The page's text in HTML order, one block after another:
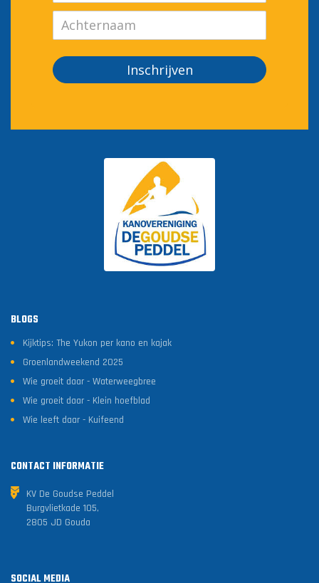
Inschrijven
BLOGS
Kijktips: The Yukon per kano en kajak
Groenlandweekend 2025
Wie groeit daar - Waterweegbree
Wie groeit daar - Klein hoefblad
Wie leeft daar - Kuifeend
CONTACT INFORMATIE
KV De Goudse Peddel
Burgvlietkade 105,
2805 JD Gouda
SOCIAL MEDIA